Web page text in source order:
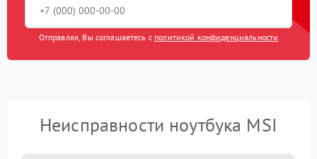
Отправляя, Вы соглашаетесь с политикой конфиденциальности
Неисправности ноутбука MSI